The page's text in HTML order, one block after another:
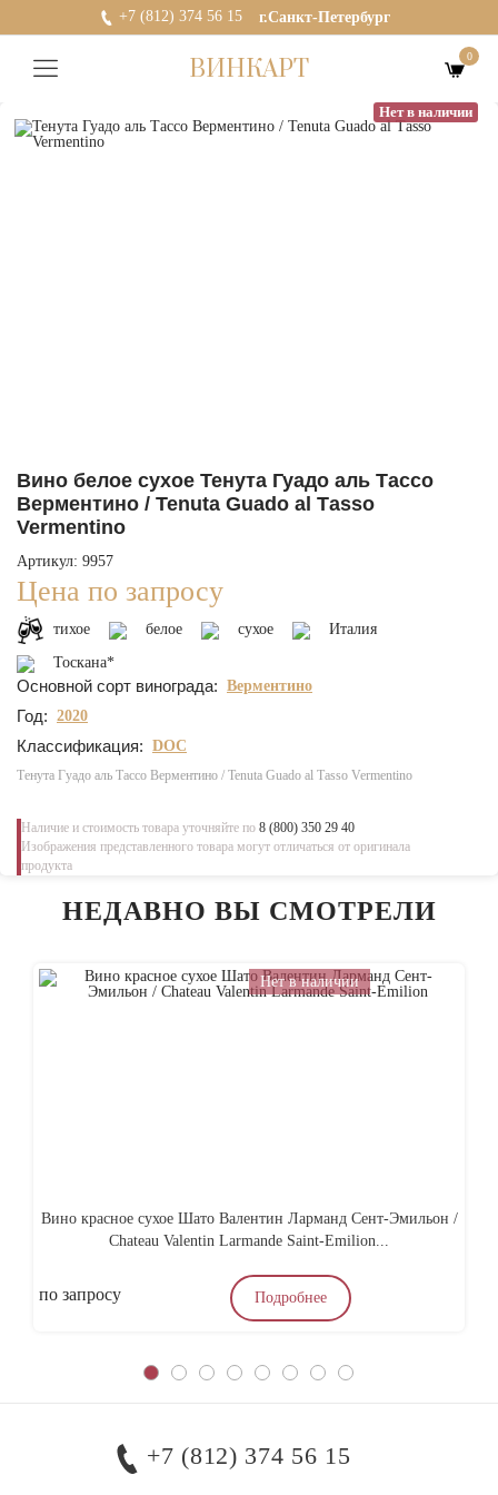
+7 (812) 374 56 15 г.Санкт-Петербург
ВИНКАРТ 0
Нет в наличии
Вино белое сухое Тенута Гуадо аль Тассо
Верментино / Tenuta Guado al Таssо
Vermentino
Артикул: 9957
Цена по запросу
тихое белое сухое Италия
Тоскана*
Основной сорт винограда: Верментино
Год: 2020
Классификация: DOC
Тенута Гуадо аль Тассо Верментино / Tenuta Guado al Таssо Vermentino
Наличие и стоимость товара уточняйте по 8 (800) 350 29 40
Изображения представленного товара могут отличаться от оригинала
продукта
НЕДАВНО ВЫ СМОТРЕЛИ
Нет в наличии
Вино красное сухое Шато Валентин Ларманд Сент-Эмильон /
Chateau Valentin Larmande Saint-Emilion...
по запросу Подробнее
+7 (812) 374 56 15